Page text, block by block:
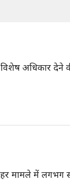
अधिकार देने
मामले में लगभग